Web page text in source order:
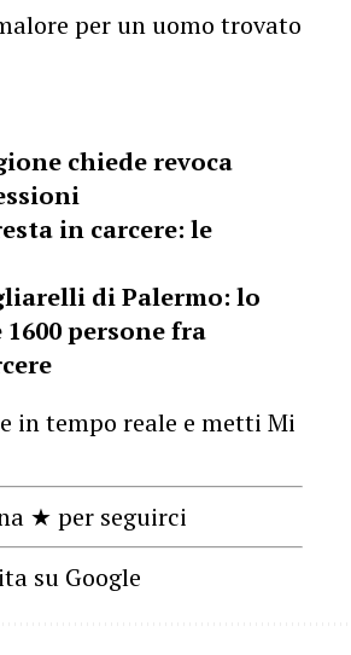
per un uomo trovato
chiede revoca
in carcere: le
di Palermo: lo
persone fra
in tempo reale e metti Mi
★ per seguirci
su Google